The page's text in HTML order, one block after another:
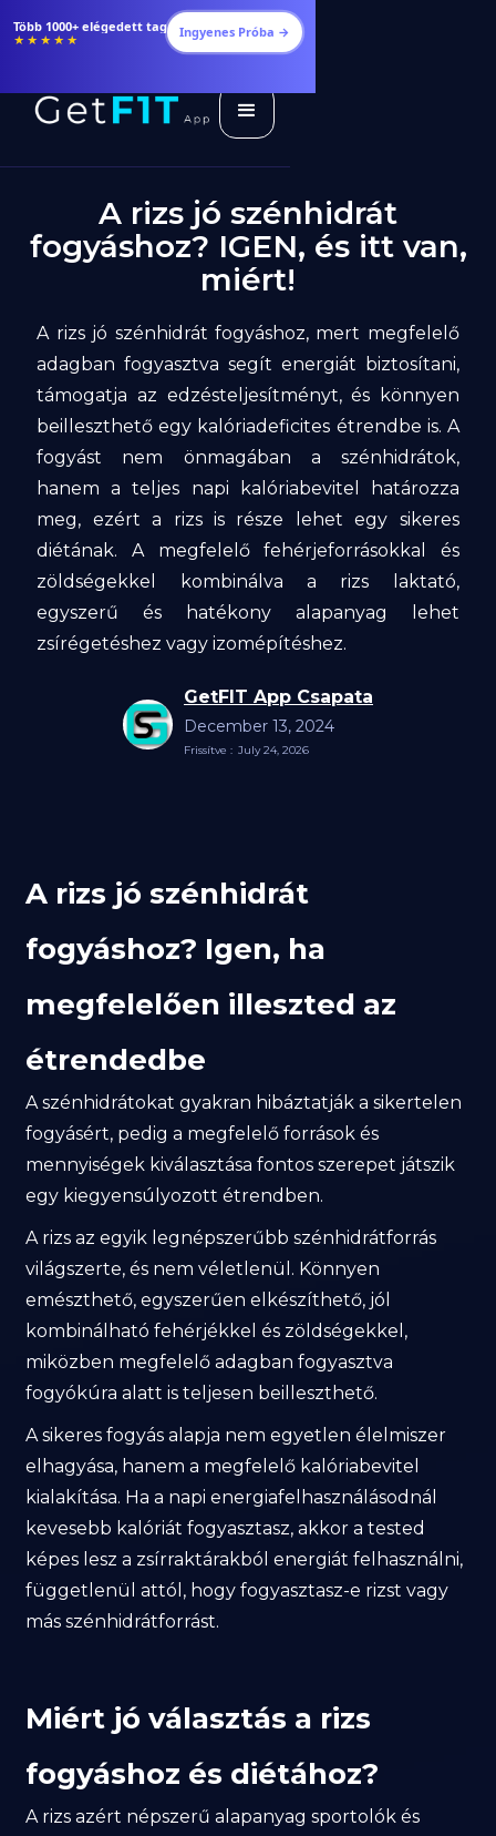
Több 1000+ elégedett tag
★★★★★ Ingyenes Próba →
A rizs jó szénhidrát
fogyáshoz? IGEN, és itt van,
miért!
A rizs jó szénhidrát fogyáshoz, mert megfelelő
adagban fogyasztva segít energiát biztosítani,
támogatja az edzésteljesítményt, és könnyen
beilleszthető egy kalóriadeficites étrendbe is. A
fogyást nem önmagában a szénhidrátok,
hanem a teljes napi kalóriabevitel határozza
meg, ezért a rizs is része lehet egy sikeres
diétának. A megfelelő fehérjeforrásokkal és
zöldségekkel kombinálva a rizs laktató,
egyszerű és hatékony alapanyag lehet
zsírégetéshez vagy izomépítéshez.
GetFIT App Csapata
December 13, 2024
Frissítve : July 24, 2026
A rizs jó szénhidrát
fogyáshoz? Igen, ha
megfelelően illeszted az
étrendedbe
A szénhidrátokat gyakran hibáztatják a sikertelen
fogyásért, pedig a megfelelő források és
mennyiségek kiválasztása fontos szerepet játszik
egy kiegyensúlyozott étrendben.
A rizs az egyik legnépszerűbb szénhidrátforrás
világszerte, és nem véletlenül. Könnyen
emészthető, egyszerűen elkészíthető, jól
kombinálható fehérjékkel és zöldségekkel,
miközben megfelelő adagban fogyasztva
fogyókúra alatt is teljesen beilleszthető.
A sikeres fogyás alapja nem egyetlen élelmiszer
elhagyása, hanem a megfelelő kalóriabevitel
kialakítása. Ha a napi energiafelhasználásodnál
kevesebb kalóriát fogyasztasz, akkor a tested
képes lesz a zsírraktárakból energiát felhasználni,
függetlenül attól, hogy fogyasztasz-e rizst vagy
más szénhidrátforrást.
Miért jó választás a rizs
fogyáshoz és diétához?
A rizs azért népszerű alapanyag sportolók és